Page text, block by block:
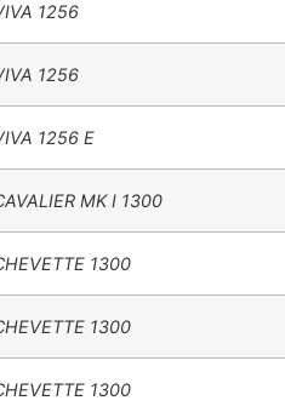
1256
1256
1256 E
MK I 1300
1300
1300
1300